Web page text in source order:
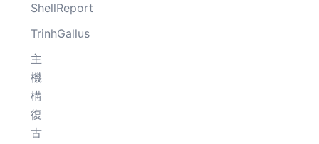
ShellReport
TrinhGallus
主
機
構
復
古